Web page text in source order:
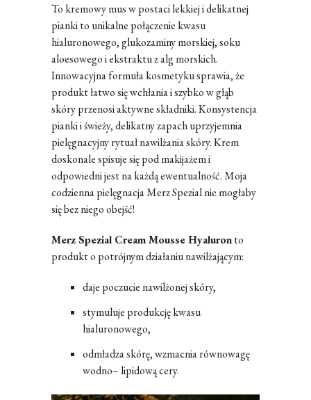
To kremowy mus w postaci lekkiej i delikatnej
pianki to unikalne połączenie kwasu
hialuronowego, glukozaminy morskiej, soku
aloesowego i ekstraktu z alg morskich.
Innowacyjna formuła kosmetyku sprawia, że
produkt łatwo się wchłania i szybko w głąb
skóry przenosi aktywne składniki. Konsystencja
pianki i świeży, delikatny zapach uprzyjemnia
pielęgnacyjny rytuał nawilżania skóry. Krem
doskonale spisuje się pod makijażem i
odpowiedni jest na każdą ewentualność. Moja
codzienna pielęgnacja Merz Spezial nie mogłaby
się bez niego obejść!
Merz Spezial Cream Mousse Hyaluronto
produkt o potrójnym działaniu nawilżającym:
daje poczucie nawilżonej skóry,
stymuluje produkcję kwasu
hialuronowego,
odmładza skórę, wzmacnia równowagę
wodno– lipidową cery.